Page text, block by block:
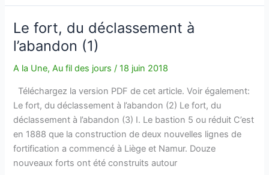
du
déclassement
à
l’abandon
(2)
Le fort, du déclassement à
l’abandon (1)
A la Une,Au fil des jours /18 juin 2018
Téléchargez la version PDF de cet article. Voir également:
Le fort, du déclassement à l’abandon (2) Le fort, du
déclassement à l’abandon (3) I. Le bastion 5 ou réduit C’est
en 1888 que la construction de deux nouvelles lignes de
fortification a commencé à Liège et Namur. Douze
nouveaux forts ont été construits autour